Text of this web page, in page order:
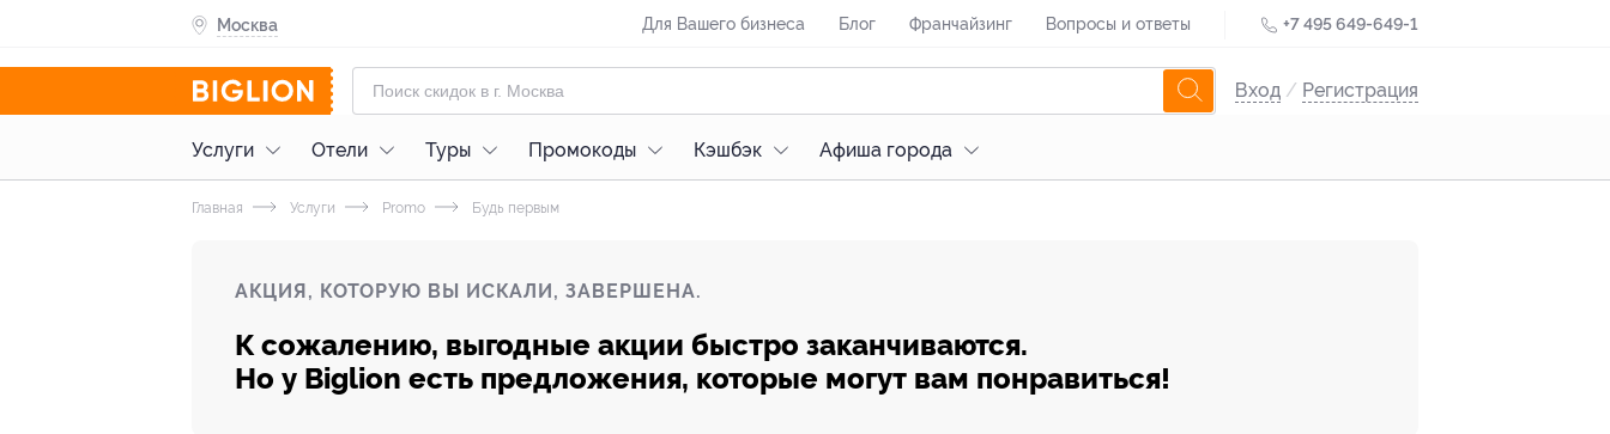
Москва Для Вашего бизнеса Блог Франчайзинг Вопросы и ответы +7 495 649-649-1
Вход / Регистрация
Услуги Отели Туры Промокоды Кэшбэк Афиша города
Главная Услуги Promo Будь первым
АКЦИЯ, КОТОРУЮ ВЫ ИСКАЛИ, ЗАВЕРШЕНА.
К сожалению, выгодные акции быстро заканчиваются.
Но у Biglion есть предложения, которые могут вам понравиться!